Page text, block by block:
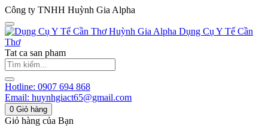
Công ty TNHH Huỳnh Gia Alpha
Huỳnh Gia Alpha Dụng Cụ Y Tế Cần
Thơ
Tat ca san pham
Hotline: 0907 694 868
Email: huynhgiact65@gmail.com
0 Giỏ hàng
Giỏ hàng của Bạn